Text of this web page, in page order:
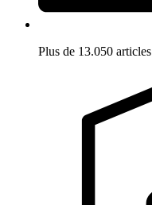
Plus de 13.050 articles